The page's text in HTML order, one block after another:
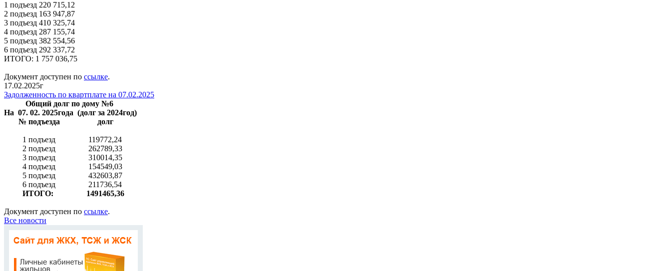
1 подъезд 220 715,12
2 подъезд 163 947,87
3 подъезд 410 325,74
4 подъезд 287 155,74
5 подъезд 382 554,56
6 подъезд 292 337,72
ИТОГО: 1 757 036,75
Документ доступен по ссылке.
17.02.2025г
Задолженность по квартплате на 07.02.2025
Общий долг по дому №6
На 07. 02. 2025года (долг за 2024год)
№ подъезда
долг
1 подъезд
119772,24
2 подъезд
262789,33
3 подъезд
310014,35
4 подъезд
154549,03
5 подъезд
432603,87
6 подъезд
211736,54
ИТОГО:
1491465,36
Документ доступен по ссылке.
Все новости